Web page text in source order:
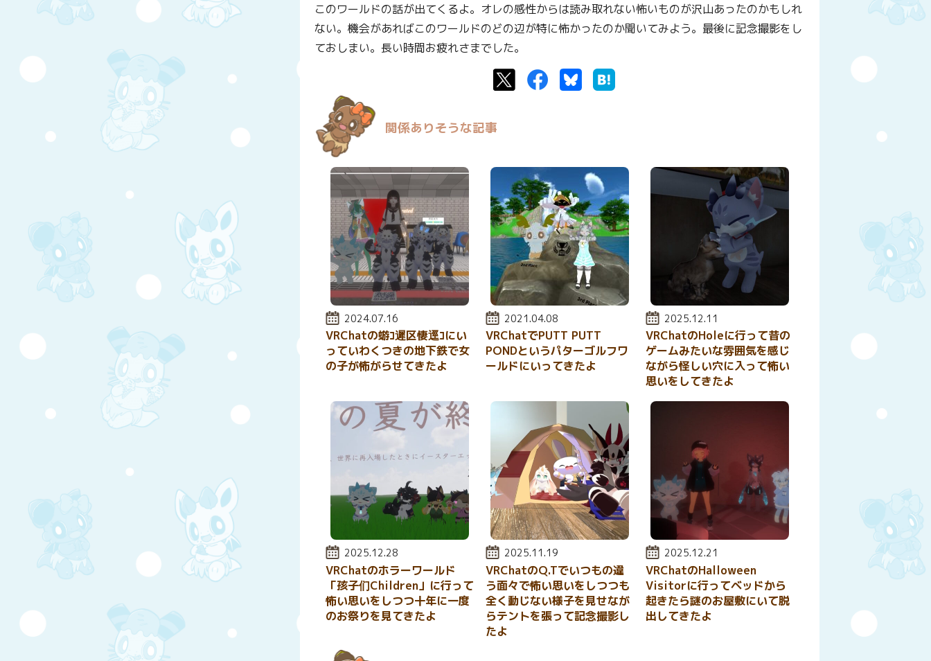
このワールドの話が出てくるよ。オレの感性からは読み取れない怖いものが沢山あったのかもしれ
ない。機会があればこのワールドのどの辺が特に怖かったのか聞いてみよう。最後に記念撮影をし
ておしまい。長い時間お疲れさまでした。
TwitterFacebookBluesky
関係ありそうな記事
投稿日:
2024.07.16
VRChatの蝣ｺ遲区悽逕ｺにい
っていわくつきの地下鉄で女
の子が怖がらせてきたよ
投稿日:
2021.04.08
VRChatでPUTT PUTT
PONDというパターゴルフワ
ールドにいってきたよ
投稿日:
2025.12.11
VRChatのHoleに行って昔の
ゲームみたいな雰囲気を感じ
ながら怪しい穴に入って怖い
思いをしてきたよ
投稿日:
2025.12.28
VRChatのホラーワールド
「孩子们Children」に行って
怖い思いをしつつ十年に一度
のお祭りを見てきたよ
投稿日:
2025.11.19
VRChatのQ.Tでいつもの違
う面々で怖い思いをしつつも
全く動じない様子を見せなが
らテントを張って記念撮影し
たよ
投稿日:
2025.12.21
VRChatのHalloween
Visitorに行ってベッドから
起きたら謎のお屋敷にいて脱
出してきたよ